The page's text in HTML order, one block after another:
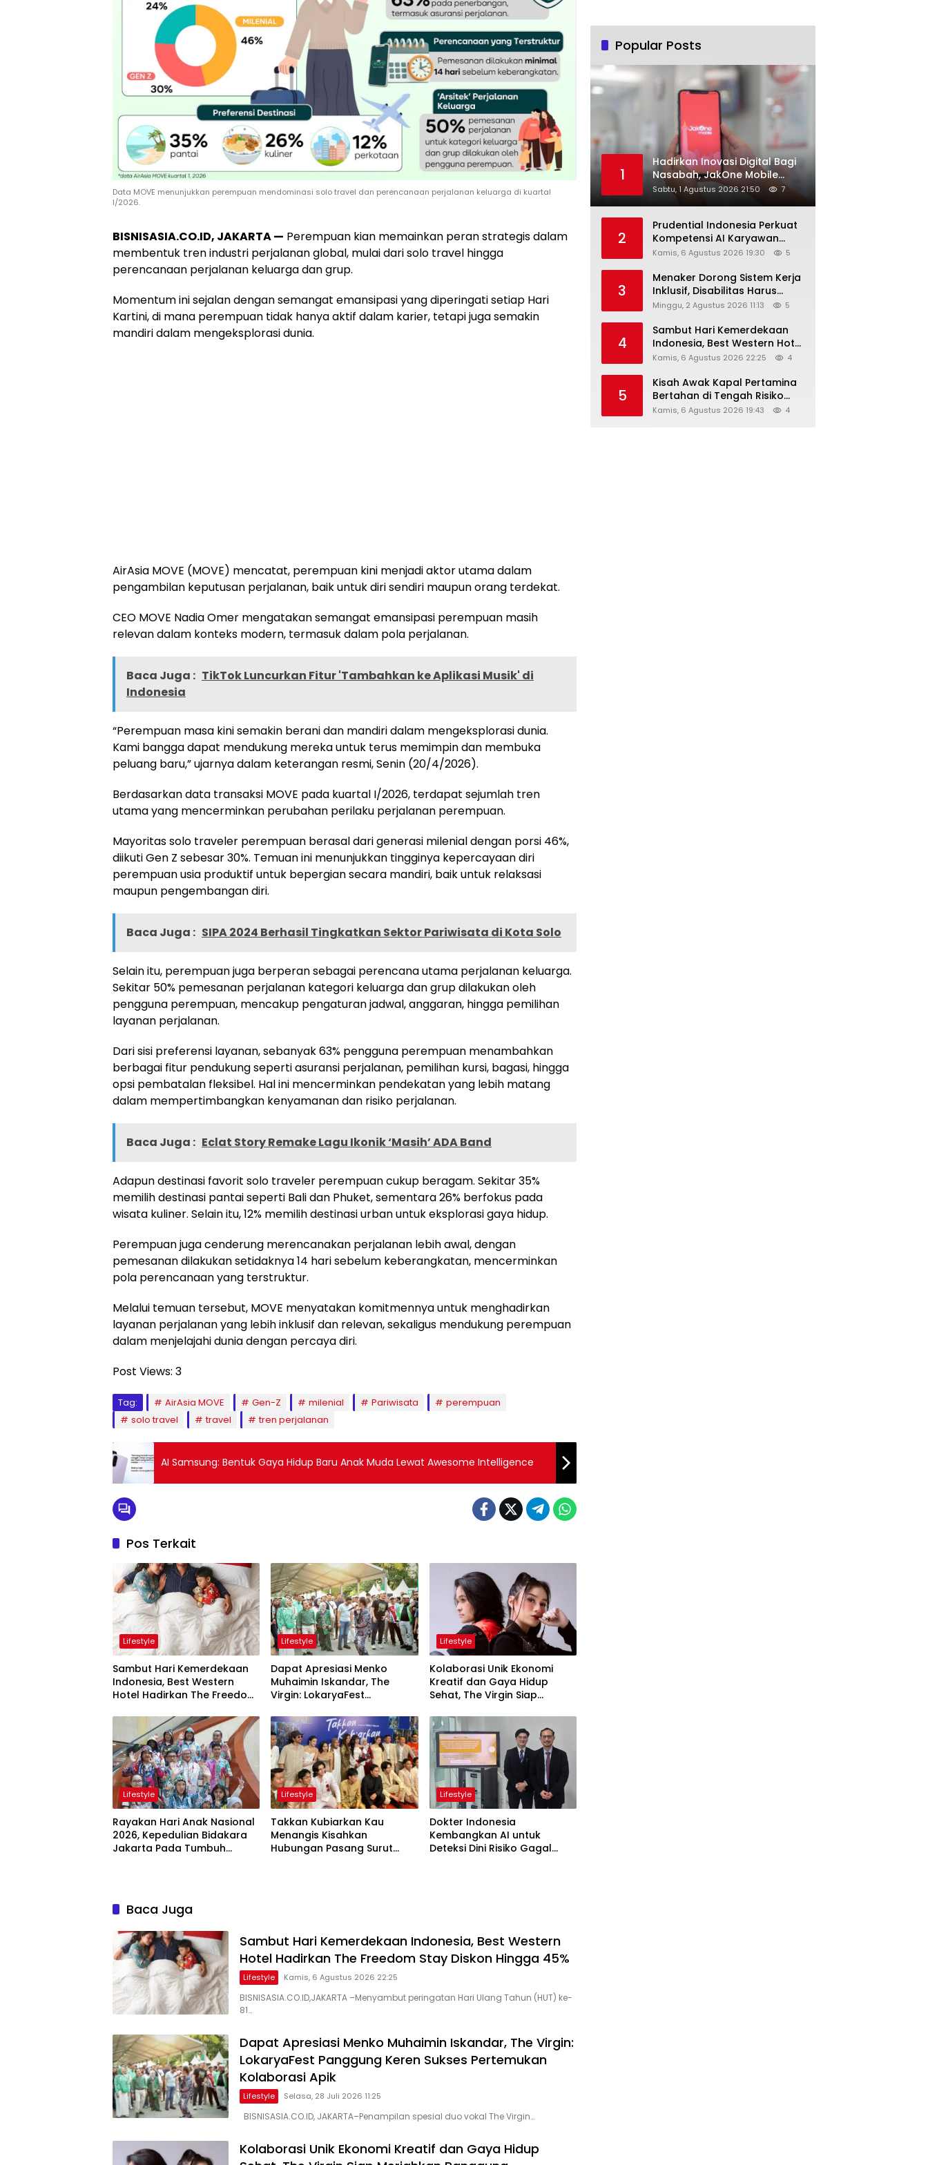
Data MOVE menunjukkan perempuan mendominasi solo travel dan perencanaan perjalanan keluarga di kuartal
I/2026.
BISNISASIA.CO.ID, JAKARTA — Perempuan kian memainkan peran strategis dalam
membentuk tren industri perjalanan global, mulai dari solo travel hingga
perencanaan perjalanan keluarga dan grup.
Momentum ini sejalan dengan semangat emansipasi yang diperingati setiap Hari
Kartini, di mana perempuan tidak hanya aktif dalam karier, tetapi juga semakin
mandiri dalam mengeksplorasi dunia.
AirAsia MOVE (MOVE) mencatat, perempuan kini menjadi aktor utama dalam
pengambilan keputusan perjalanan, baik untuk diri sendiri maupun orang terdekat.
CEO MOVE Nadia Omer mengatakan semangat emansipasi perempuan masih
relevan dalam konteks modern, termasuk dalam pola perjalanan.
Baca Juga : TikTok Luncurkan Fitur 'Tambahkan ke Aplikasi Musik' di
Indonesia
“Perempuan masa kini semakin berani dan mandiri dalam mengeksplorasi dunia.
Kami bangga dapat mendukung mereka untuk terus memimpin dan membuka
peluang baru,” ujarnya dalam keterangan resmi, Senin (20/4/2026).
Berdasarkan data transaksi MOVE pada kuartal I/2026, terdapat sejumlah tren
utama yang mencerminkan perubahan perilaku perjalanan perempuan.
Mayoritas solo traveler perempuan berasal dari generasi milenial dengan porsi 46%,
diikuti Gen Z sebesar 30%. Temuan ini menunjukkan tingginya kepercayaan diri
perempuan usia produktif untuk bepergian secara mandiri, baik untuk relaksasi
maupun pengembangan diri.
Baca Juga : SIPA 2024 Berhasil Tingkatkan Sektor Pariwisata di Kota Solo
Selain itu, perempuan juga berperan sebagai perencana utama perjalanan keluarga.
Sekitar 50% pemesanan perjalanan kategori keluarga dan grup dilakukan oleh
pengguna perempuan, mencakup pengaturan jadwal, anggaran, hingga pemilihan
layanan perjalanan.
Dari sisi preferensi layanan, sebanyak 63% pengguna perempuan menambahkan
berbagai fitur pendukung seperti asuransi perjalanan, pemilihan kursi, bagasi, hingga
opsi pembatalan fleksibel. Hal ini mencerminkan pendekatan yang lebih matang
dalam mempertimbangkan kenyamanan dan risiko perjalanan.
Baca Juga : Eclat Story Remake Lagu Ikonik ‘Masih’ ADA Band
Adapun destinasi favorit solo traveler perempuan cukup beragam. Sekitar 35%
memilih destinasi pantai seperti Bali dan Phuket, sementara 26% berfokus pada
wisata kuliner. Selain itu, 12% memilih destinasi urban untuk eksplorasi gaya hidup.
Perempuan juga cenderung merencanakan perjalanan lebih awal, dengan
pemesanan dilakukan setidaknya 14 hari sebelum keberangkatan, mencerminkan
pola perencanaan yang terstruktur.
Melalui temuan tersebut, MOVE menyatakan komitmennya untuk menghadirkan
layanan perjalanan yang lebih inklusif dan relevan, sekaligus mendukung perempuan
dalam menjelajahi dunia dengan percaya diri.
Post Views: 3
Tag: AirAsia MOVE Gen-Z milenial Pariwisata
perempuan
solo travel
travel tren perjalanan
AI Samsung: Bentuk Gaya Hidup Baru Anak Muda Lewat Awesome Intelligence
Pos Terkait
Lifestyle
Sambut Hari Kemerdekaan
Indonesia, Best Western
Hotel Hadirkan The Freedom
Lifestyle
Dapat Apresiasi Menko
Muhaimin Iskandar, The
Virgin: LokaryaFest
Pertemukan Kolaborasi Apik
Lifestyle
Kolaborasi Unik Ekonomi
Kreatif dan Gaya Hidup
Sehat, The Virgin Siap
LokaryaFest 2026
Lifestyle
Rayakan Hari Anak Nasional
2026, Kepedulian Bidakara
Jakarta Pada Tumbuh
Lifestyle
Takkan Kubiarkan Kau
Menangis Kisahkan
Hubungan Pasang Surut
Lifestyle
Dokter Indonesia
Kembangkan AI untuk
Deteksi Dini Risiko Gagal
Baca Juga
Sambut Hari Kemerdekaan Indonesia, Best Western
Hotel Hadirkan The Freedom Stay Diskon Hingga 45%
Lifestyle Kamis, 6 Agustus 2026 22:25
BISNISASIA.CO.ID,JAKARTA –Menyambut peringatan Hari Ulang Tahun (HUT) ke-
81…
Dapat Apresiasi Menko Muhaimin Iskandar, The Virgin:
LokaryaFest Panggung Keren Sukses Pertemukan
Kolaborasi Apik
Lifestyle Selasa, 28 Juli 2026 11:25
BISNISASIA.CO.ID, JAKARTA–Penampilan spesial duo vokal The Virgin…
Kolaborasi Unik Ekonomi Kreatif dan Gaya Hidup
Popular Posts
1
Hadirkan Inovasi Digital Bagi
Nasabah, JakOne Mobile
Antar Bank Jakarta Sukses
Raih Digital Excellence
Sabtu, 1 Agustus 2026 21:50 7
2
Prudential Indonesia Perkuat
Kompetensi AI Karyawan
Lewat AI Week
Kamis, 6 Agustus 2026 19:30 5
3
Menaker Dorong Sistem Kerja
Inklusif, Disabilitas Harus
Dapat Kesempatan Setara
Minggu, 2 Agustus 2026 11:13 5
4
Sambut Hari Kemerdekaan
Indonesia, Best Western Hotel
Hadirkan The Freedom Stay
Kamis, 6 Agustus 2026 22:25 4
5
Kisah Awak Kapal Pertamina
Bertahan di Tengah Risiko
Pelayaran Selat Hormuz
Kamis, 6 Agustus 2026 19:43 4